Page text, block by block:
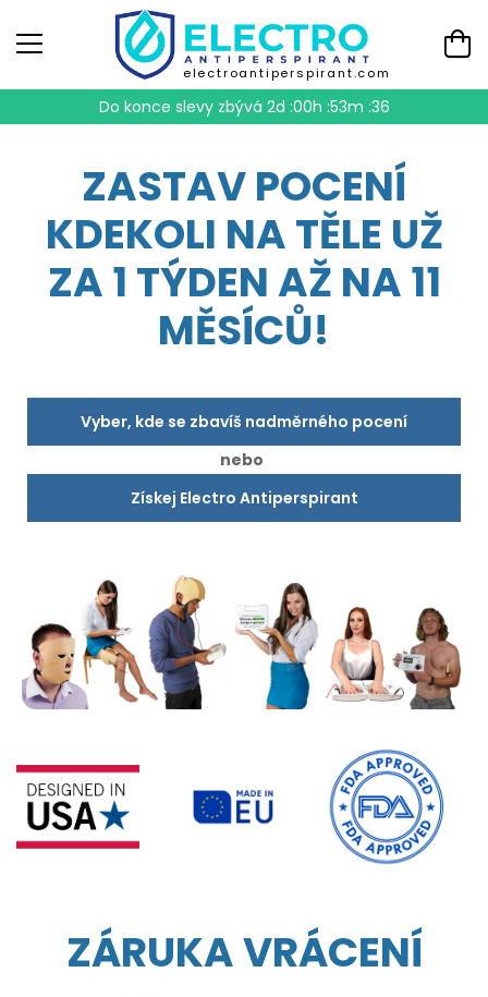
electroantiperspirant.com
Do konce slevy zbývá 2d :00h :53m :35
ZASTAV POCENÍ
KDEKOLI NA TĚLE UŽ
ZA 1 TÝDEN AŽ NA 11
MĚSÍCŮ!
Vyber, kde se zbavíš nadměrného pocení
nebo
Získej Electro Antiperspirant
ZÁRUKA VRÁCENÍ